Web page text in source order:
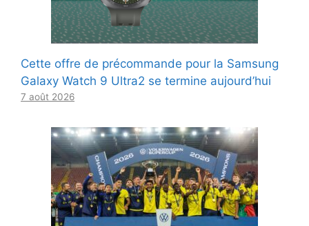
Cette offre de précommande pour la Samsung
Galaxy Watch 9 Ultra2 se termine aujourd’hui
7 août 2026